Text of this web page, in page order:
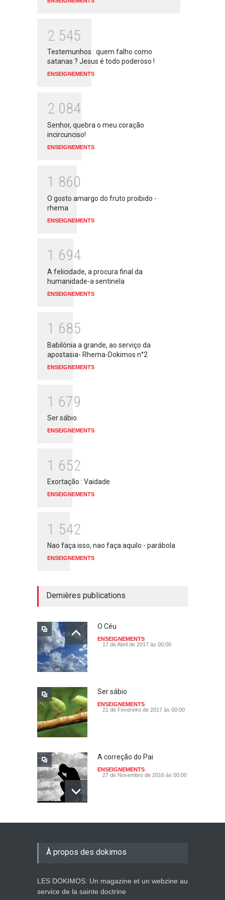
2 545
Testemunhos : quem falho como
satanas ? Jesus é todo poderoso !
ENSEIGNEMENTS
2 084
Senhor, quebra o meu coração
incircunciso!
ENSEIGNEMENTS
1 860
O gosto amargo do fruto proibido -
rhema
ENSEIGNEMENTS
1 694
A felicidade, a procura final da
humanidade-a sentinela
ENSEIGNEMENTS
1 685
Babilónia a grande, ao serviço da
apostasia- Rhema-Dokimos n°2
ENSEIGNEMENTS
1 679
Ser sábio
ENSEIGNEMENTS
1 652
Exortação : Vaidade
ENSEIGNEMENTS
1 542
Nao faça isso, nao faça aquilo - parábola
ENSEIGNEMENTS
Dernières publications
O Céu
ENSEIGNEMENTS
17 de Abril de 2017 às 00:00
Ser sábio
ENSEIGNEMENTS
21 de Fevereiro de 2017 às 00:00
A correção do Pai
ENSEIGNEMENTS
27 de Novembro de 2016 às 00:00
A cura do coração
Persevera
À propos des dokimos
LES DOKIMOS: Un magazine et un webzine au
service de la sainte doctrine